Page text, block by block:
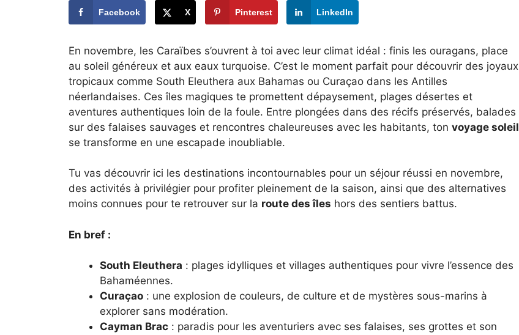
Facebook X Pinterest LinkedIn
En novembre, les Caraïbes s’ouvrent à toi avec leur climat idéal : finis les ouragans, place
au soleil généreux et aux eaux turquoise. C’est le moment parfait pour découvrir des joyaux
tropicaux comme South Eleuthera aux Bahamas ou Curaçao dans les Antilles
néerlandaises. Ces îles magiques te promettent dépaysement, plages désertes et
aventures authentiques loin de la foule. Entre plongées dans des récifs préservés, balades
sur des falaises sauvages et rencontres chaleureuses avec les habitants, ton voyage soleil
se transforme en une escapade inoubliable.
Tu vas découvrir ici les destinations incontournables pour un séjour réussi en novembre,
des activités à privilégier pour profiter pleinement de la saison, ainsi que des alternatives
moins connues pour te retrouver sur la route des îles hors des sentiers battus.
En bref :
South Eleuthera : plages idylliques et villages authentiques pour vivre l’essence des
Bahaméennes.
Curaçao : une explosion de couleurs, de culture et de mystères sous-marins à
explorer sans modération.
Cayman Brac : paradis pour les aventuriers avec ses falaises, ses grottes et son